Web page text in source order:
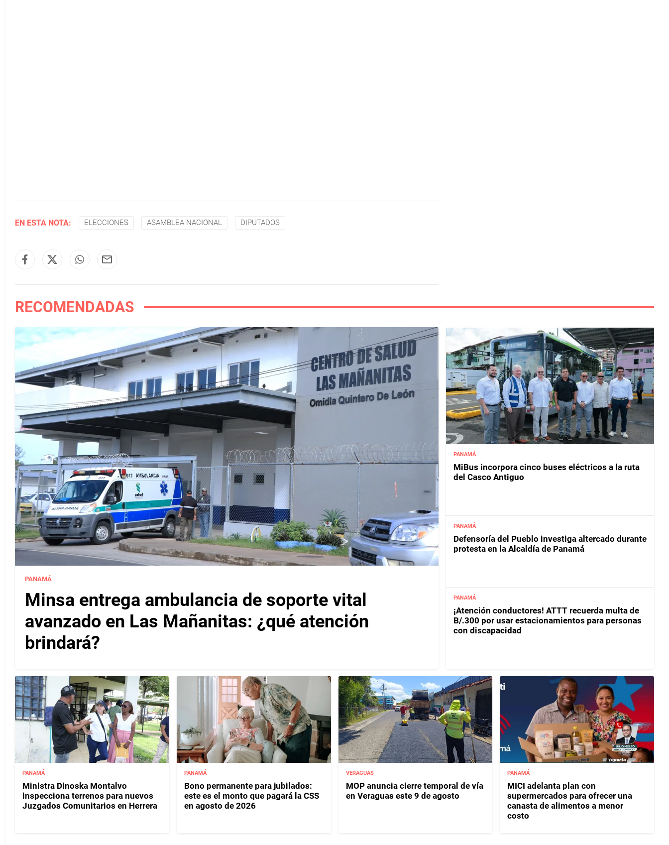
EN ESTA NOTA: ELECCIONES ASAMBLEA NACIONAL DIPUTADOS
RECOMENDADAS
PANAMÁ
Minsa entrega ambulancia de soporte vital
avanzado en Las Mañanitas: ¿qué atención
brindará?
PANAMÁ
MiBus incorpora cinco buses eléctricos a la ruta
del Casco Antiguo
PANAMÁ
Defensoría del Pueblo investiga altercado durante
protesta en la Alcaldía de Panamá
PANAMÁ
¡Atención conductores! ATTT recuerda multa de
B/.300 por usar estacionamientos para personas
con discapacidad
PANAMÁ
Ministra Dinoska Montalvo
inspecciona terrenos para nuevos
Juzgados Comunitarios en Herrera
PANAMÁ
Bono permanente para jubilados:
este es el monto que pagará la CSS
en agosto de 2026
VERAGUAS
MOP anuncia cierre temporal de vía
en Veraguas este 9 de agosto
PANAMÁ
MICI adelanta plan con
supermercados para ofrecer una
canasta de alimentos a menor
costo